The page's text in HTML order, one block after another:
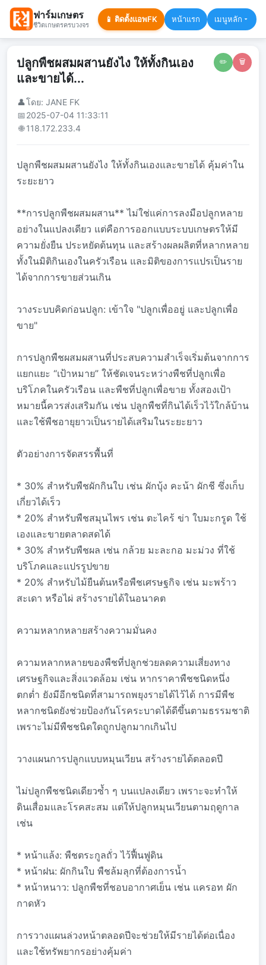
ฟาร์มเกษตร
ชีวิตเกษตรครบวงจร
📱 ติดตั้งแอพFK หน้าแรก เมนูหลัก
✏️ 🗑️
ปลูกพืชผสมผสานยังไง ให้ทั้งกินเอง
และขายได้...
👤โดย: JANE FK
📅2025-07-04 11:33:11
🌐 118.172.233.4
ปลูกพืชผสมผสานยังไง ให้ทั้งกินเองและขายได้ คุ้มค่าใน
ระยะยาว
**การปลูกพืชผสมผสาน** ไม่ใช่แค่การลงมือปลูกหลาย
อย่างในแปลงเดียว แต่คือการออกแบบระบบเกษตรให้มี
ความยั่งยืน ประหยัดต้นทุน และสร้างผลผลิตที่หลากหลาย
ทั้งในมิติกินเองในครัวเรือน และมิติของการแปรเป็นราย
ได้จากการขายส่วนเกิน
วางระบบคิดก่อนปลูก: เข้าใจ "ปลูกเพื่ออยู่ และปลูกเพื่อ
ขาย"
การปลูกพืชผสมผสานที่ประสบความสำเร็จเริ่มต้นจากการ
แยกแยะ “เป้าหมาย” ให้ชัดเจนระหว่างพืชที่ปลูกเพื่อ
บริโภคในครัวเรือน และพืชที่ปลูกเพื่อขาย ทั้งสองเป้า
หมายนี้ควรส่งเสริมกัน เช่น ปลูกพืชที่กินได้เร็วไว้ใกล้บ้าน
และใช้พืชอายุยาวเป็นรายได้เสริมในระยะยาว
ตัวอย่างการจัดสรรพื้นที่
* 30% สำหรับพืชผักกินใบ เช่น ผักบุ้ง คะน้า ผักชี ซึ่งเก็บ
เกี่ยวได้เร็ว
* 20% สำหรับพืชสมุนไพร เช่น ตะไคร้ ข่า ใบมะกรูด ใช้
เองและขายตลาดสดได้
* 30% สำหรับพืชผล เช่น กล้วย มะละกอ มะม่วง ที่ใช้
บริโภคและแปรรูปขาย
* 20% สำหรับไม้ยืนต้นหรือพืชเศรษฐกิจ เช่น มะพร้าว
สะเดา หรือไผ่ สร้างรายได้ในอนาคต
ความหลากหลายสร้างความมั่นคง
ความหลากหลายของพืชที่ปลูกช่วยลดความเสี่ยงทาง
เศรษฐกิจและสิ่งแวดล้อม เช่น หากราคาพืชชนิดหนึ่ง
ตกต่ำ ยังมีอีกชนิดที่สามารถพยุงรายได้ไว้ได้ การมีพืช
หลากชนิดยังช่วยป้องกันโรคระบาดได้ดีขึ้นตามธรรมชาติ
เพราะไม่มีพืชชนิดใดถูกปลูกมากเกินไป
วางแผนการปลูกแบบหมุนเวียน สร้างรายได้ตลอดปี
ไม่ปลูกพืชชนิดเดียวซ้ำ ๆ บนแปลงเดียว เพราะจะทำให้
ดินเสื่อมและโรคสะสม แต่ให้ปลูกหมุนเวียนตามฤดูกาล
เช่น
* หน้าแล้ง: พืชตระกูลถั่ว ไว้ฟื้นฟูดิน
* หน้าฝน: ผักกินใบ พืชล้มลุกที่ต้องการน้ำ
* หน้าหนาว: ปลูกพืชที่ชอบอากาศเย็น เช่น แครอท ผัก
กาดหัว
การวางแผนล่วงหน้าตลอดปีจะช่วยให้มีรายได้ต่อเนื่อง
และใช้ทรัพยากรอย่างคุ้มค่า